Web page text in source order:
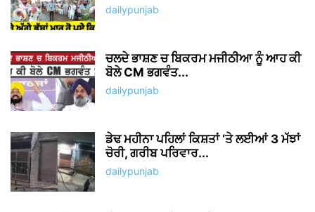
dailypunjab
ਚਲਦੇ ਭਾਸ਼ਣ ਚ ਬਿਕਰਮ ਮਜੀਠੀਆ ਨੂੰ ਆਹ ਕੀ
ਬੋਲੇ CM ਭਗਵੰਤ...
dailypunjab
ਡੇਢ ਮਹੀਨਾ ਪਹਿਲਾਂ ਕਿਸ਼ਤਾਂ ‘ਤੇ ਲਈਆਂ 3 ਮੱਝਾਂ
ਚੋਰੀ, ਗਰੀਬ ਪਰਿਵਾਰ...
dailypunjab